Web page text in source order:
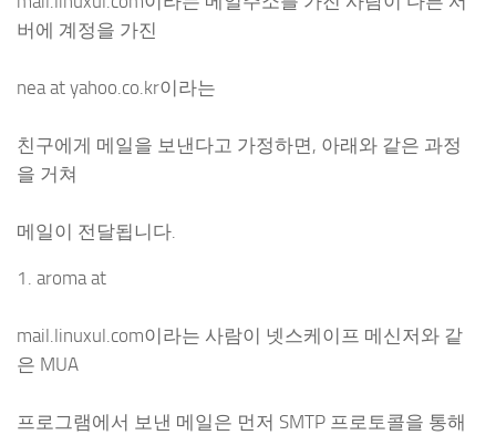
버에 계정을 가진
nea at yahoo.co.kr이라는
친구에게 메일을 보낸다고 가정하면, 아래와 같은 과정
을 거쳐
메일이 전달됩니다.
1. aroma at
mail.linuxul.com이라는 사람이 넷스케이프 메신저와 같
은 MUA
프로그램에서 보낸 메일은 먼저 SMTP 프로토콜을 통해